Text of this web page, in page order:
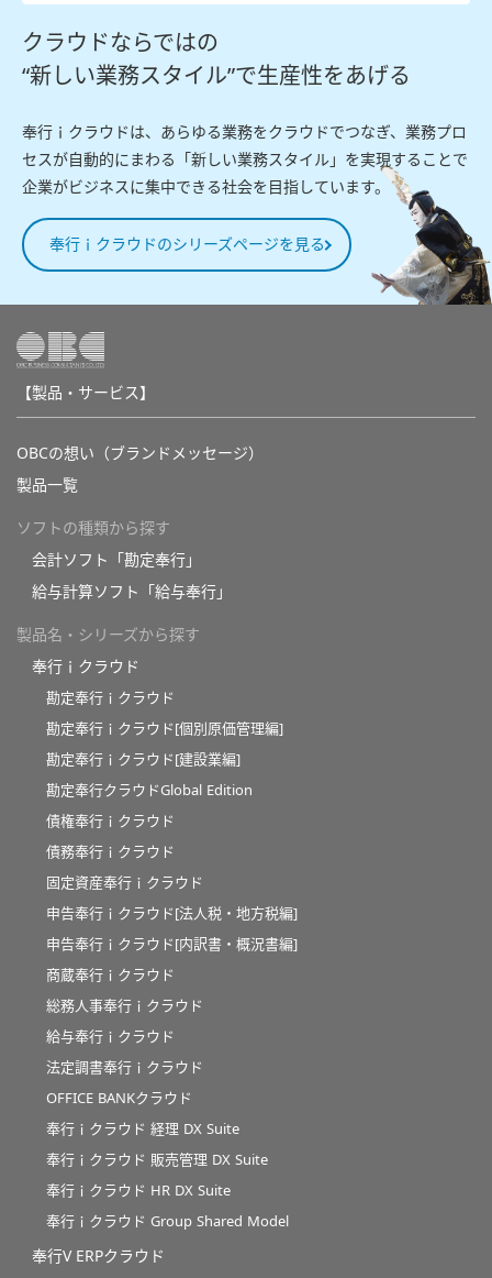
クラウドならではの
“新しい業務スタイル”で生産性をあげる
奉行ｉクラウドは、あらゆる業務をクラウドでつなぎ、業務プロ
セスが自動的にまわる「新しい業務スタイル」を実現することで
企業がビジネスに集中できる社会を目指しています。
奉行ｉクラウドのシリーズページを見る
【製品・サービス】
OBCの想い（ブランドメッセージ）
製品一覧
ソフトの種類から探す
会計ソフト「勘定奉行」
給与計算ソフト「給与奉行」
製品名・シリーズから探す
奉行ｉクラウド
勘定奉行ｉクラウド
勘定奉行ｉクラウド[個別原価管理編]
勘定奉行ｉクラウド[建設業編]
勘定奉行クラウドGlobal Edition
債権奉行ｉクラウド
債務奉行ｉクラウド
固定資産奉行ｉクラウド
申告奉行ｉクラウド[法人税・地方税編]
申告奉行ｉクラウド[内訳書・概況書編]
商蔵奉行ｉクラウド
総務人事奉行ｉクラウド
給与奉行ｉクラウド
法定調書奉行ｉクラウド
OFFICE BANKクラウド
奉行ｉクラウド 経理 DX Suite
奉行ｉクラウド 販売管理 DX Suite
奉行ｉクラウド HR DX Suite
奉行ｉクラウド Group Shared Model
奉行V ERPクラウド